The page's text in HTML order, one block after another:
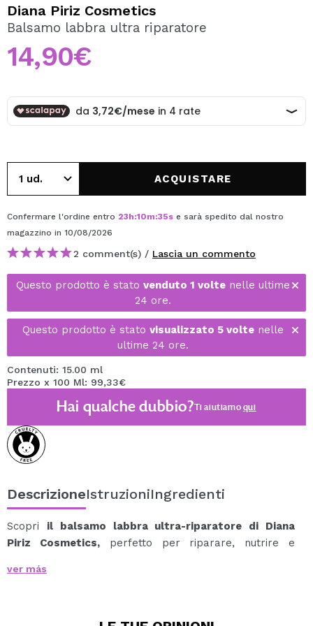
Creando un account su Maquibeauty.it potrai fare i tuoi
acquisti velocemente, controllare lo stato dei tuoi ordini e
consultare le tue operazioni precedenti.
CREARE UN ACCOUNT
Diana Piriz Cosmetics
Balsamo labbra ultra riparatore
14,90€
ACQUISTARE
Confermare l'ordine entro 23h:10m:35s e sarà spedito dal nostro
magazzino in 10/08/2026
2 comment(s) / Lascia un commento
Questo prodotto è stato venduto 1 volte nelle ultime
24 ore.
Questo prodotto è stato visualizzato 5 volte nelle
ultime 24 ore.
Contenuti: 15.00 ml
Prezzo x 100 Ml: 99,33€
Hai qualche dubbio?Ti aiutiamoqui
DescrizioneIstruzioniIngredienti
Scopri il balsamo labbra ultra-riparatore di Diana
Piriz Cosmetics,perfetto per riparare, nutrire e
La sua formula cremosa e fluida si stende facilmente,
ver más